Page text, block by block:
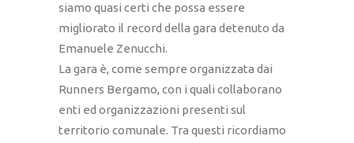
siamo quasi certi che possa essere
migliorato il record della gara detenuto da
Emanuele Zenucchi.
La gara è, come sempre organizzata dai
Runners Bergamo, con i quali collaborano
enti ed organizzazioni presenti sul
territorio comunale. Tra questi ricordiamo